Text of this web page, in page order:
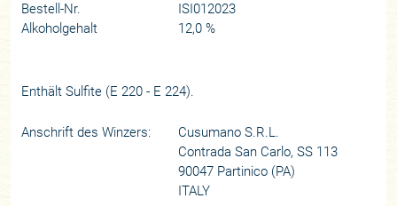
Bestell-Nr.
ISI012023
Alkoholgehalt
12,0 %
Enthält Sulfite (E 220 - E 224).
Anschrift des Winzers:
Cusumano S.R.L.
Contrada San Carlo, SS 113
90047 Partinico (PA)
ITALY